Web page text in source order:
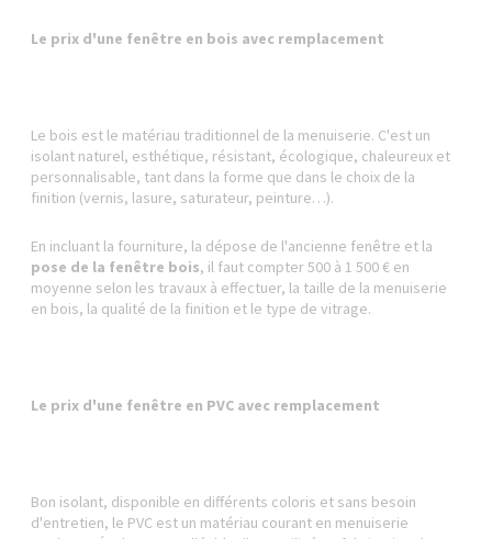
Le prix d'une fenêtre en bois avec remplacement
Le bois est le matériau traditionnel de la menuiserie. C'est un
isolant naturel, esthétique, résistant, écologique, chaleureux et
personnalisable, tant dans la forme que dans le choix de la
finition (vernis, lasure, saturateur, peinture…).
En incluant la fourniture, la dépose de l'ancienne fenêtre et la
pose de la fenêtre bois, il faut compter 500 à 1 500 € en
moyenne selon les travaux à effectuer, la taille de la menuiserie
en bois, la qualité de la finition et le type de vitrage.
Le prix d'une fenêtre en PVC avec remplacement
Bon isolant, disponible en différents coloris et sans besoin
d'entretien, le PVC est un matériau courant en menuiserie